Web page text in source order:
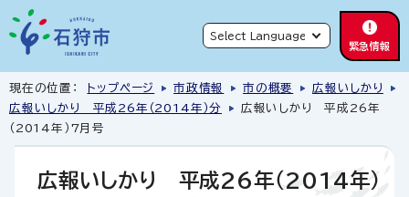
緊急情報
現在の位置： トップページ 市政情報 市の概要
広報いしかり
広報いしかり 平成26年（2014年）分
広報いしかり 平成26年
（2014年）7月号
広報いしかり 平成26年（2014年）